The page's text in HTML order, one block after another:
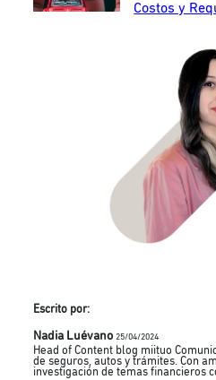
Costos y
Escrito por:
Nadia Luévano 25/04/2024
Head of Content blog miituo
de seguros, autos y trámites. Con
investigación de temas financieros